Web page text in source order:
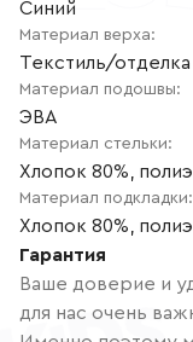
Синий
Материал верха:
Текстиль/
Материал подошвы:
ЭВА
Материал стельки:
Хлопок 80%,
Материал подкладки:
Хлопок 80%,
Гарантия
Ваше доверие и
для нас очень